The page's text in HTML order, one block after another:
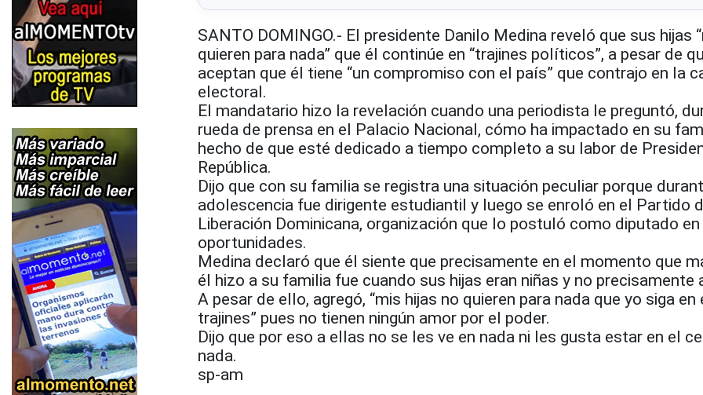
SANTO DOMINGO.- El presidente Danilo Medina reveló que sus hijas
quieren para nada” que él continúe en “trajines políticos”, a pesar de
aceptan que él tiene “un compromiso con el país” que contrajo en la
electoral.
El mandatario hizo la revelación cuando una periodista le preguntó,
rueda de prensa en el Palacio Nacional, cómo ha impactado en su
hecho de que esté dedicado a tiempo completo a su labor de
República.
Dijo que con su familia se registra una situación peculiar porque
adolescencia fue dirigente estudiantil y luego se enroló en el Partido
Liberación Dominicana, organización que lo postuló como diputado
oportunidades.
Medina declaró que él siente que precisamente en el momento que
él hizo a su familia fue cuando sus hijas eran niñas y no precisamente
A pesar de ello, agregó, “mis hijas no quieren para nada que yo siga
trajines” pues no tienen ningún amor por el poder.
Dijo que por eso a ellas no se les ve en nada ni les gusta estar en el
nada.
sp-am